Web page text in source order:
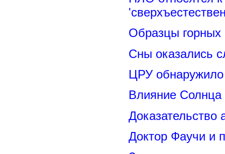
Образцы горных
Сны оказались
ЦРУ обнаружило
Влияние
Доказательство
Доктор Фаучи и